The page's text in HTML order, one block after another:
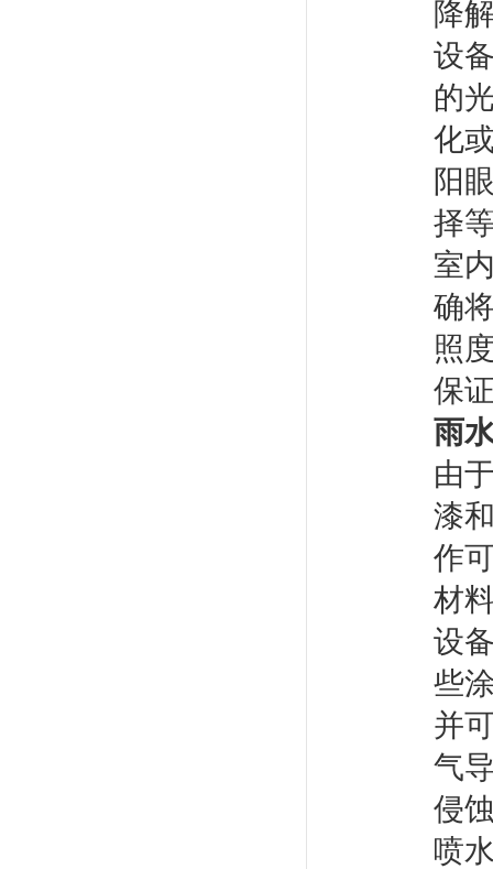
降
设
的
化
阳
择
室
确
照
保
雨
由
漆
作
材
设
些
并
气
侵
喷